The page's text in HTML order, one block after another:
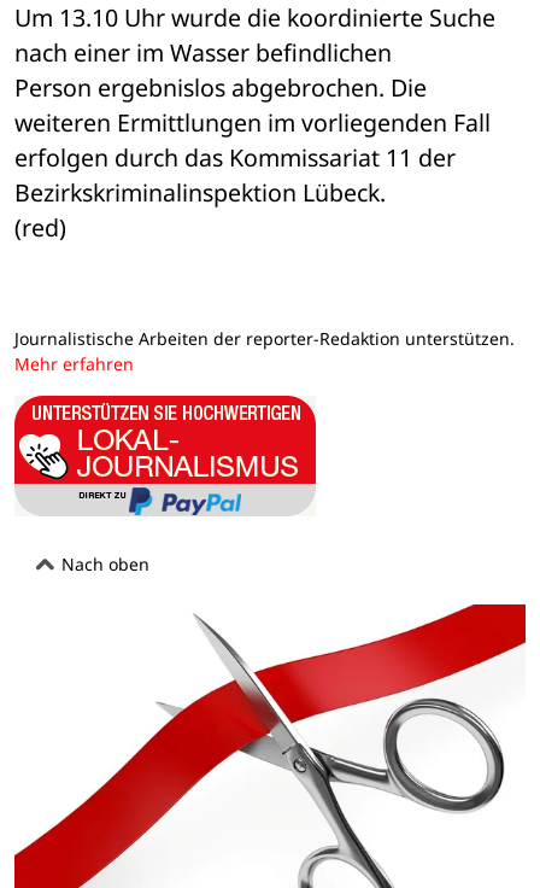
Um 13.10 Uhr wurde die koordinierte Suche
nach einer im Wasser befindlichen
Person ergebnislos abgebrochen. Die
weiteren Ermittlungen im vorliegenden Fall
erfolgen durch das Kommissariat 11 der
Bezirkskriminalinspektion Lübeck.
(red)
Journalistische Arbeiten der reporter-Redaktion unterstützen.
Mehr erfahren
Nach oben